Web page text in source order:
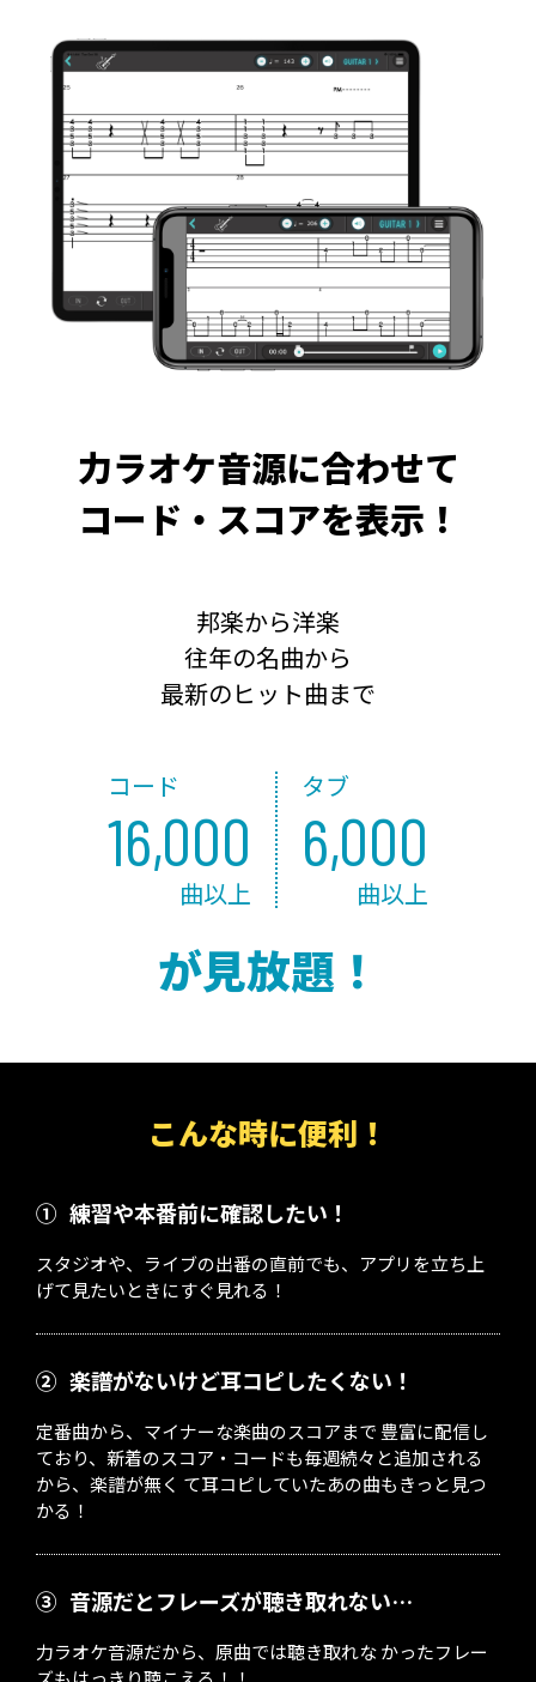
力ラオケ音源に合わせて
コード・スコアを表示！
邦楽から洋楽
往年の名曲から
最新のヒット曲まで
コード
16,000
曲以上
タブ
6,000
曲以上
が見放題！
こんな時に便利！
① 練習や本番前に確認したい！
スタジオや、ライブの出番の直前でも、アプリを立ち上
げて見たいときにすぐ見れる！
② 楽譜がないけど耳コピしたくない！
定番曲から、マイナーな楽曲のスコアまで 豊富に配信し
ており、新着のスコア・コードも毎週続々と追加される
から、楽譜が無く て耳コピしていたあの曲もきっと見つ
かる！
③ 音源だとフレーズが聴き取れない…
力ラオケ音源だから、原曲では聴き取れな かったフレー